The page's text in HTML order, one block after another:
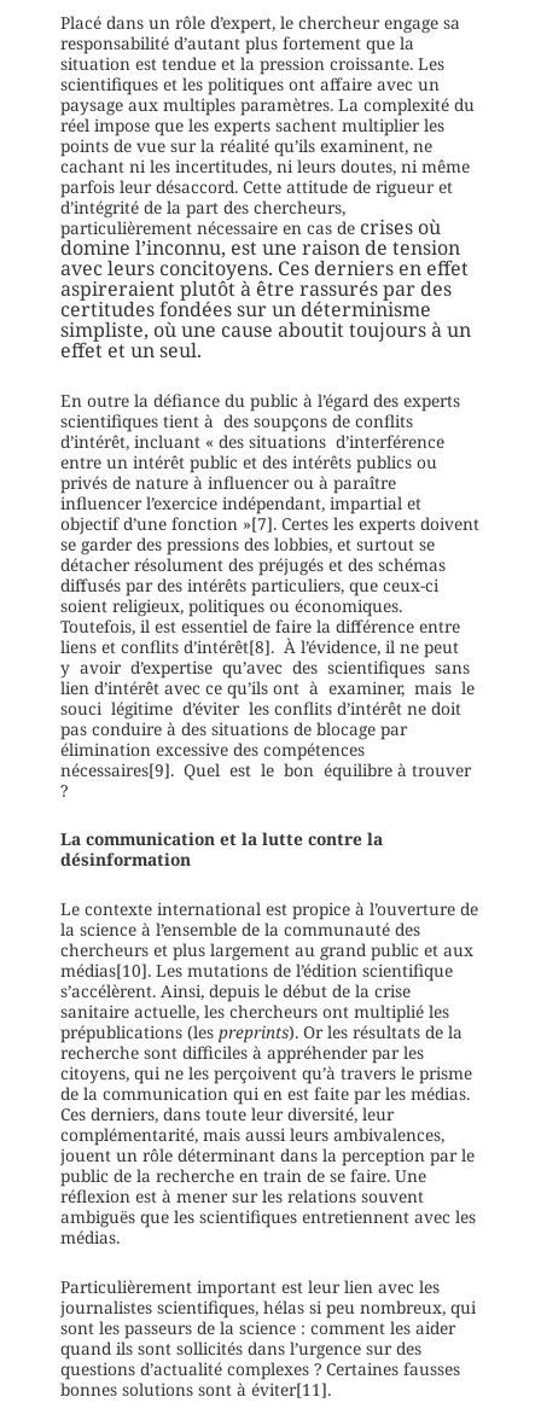
Placé dans un rôle d’expert, le chercheur engage sa
responsabilité d’autant plus fortement que la
situation est tendue et la pression croissante. Les
scientifiques et les politiques ont affaire avec un
paysage aux multiples paramètres. La complexité du
réel impose que les experts sachent multiplier les
points de vue sur la réalité qu’ils examinent, ne
cachant ni les incertitudes, ni leurs doutes, ni même
parfois leur désaccord. Cette attitude de rigueur et
d’intégrité de la part des chercheurs,
particulièrement nécessaire en cas de crises où
domine l’inconnu, est une raison de tension
avec leurs concitoyens. Ces derniers en effet
aspireraient plutôt à être rassurés par des
certitudes fondées sur un déterminisme
simpliste, où une cause aboutit toujours à un
effet et un seul.
En outre la défiance du public à l’égard des experts
scientifiques tient à des soupçons de conflits
d’intérêt, incluant « des situations d’interférence
entre un intérêt public et des intérêts publics ou
privés de nature à influencer ou à paraître
influencer l’exercice indépendant, impartial et
objectif d’une fonction »[7]. Certes les experts doivent
se garder des pressions des lobbies, et surtout se
détacher résolument des préjugés et des schémas
diffusés par des intérêts particuliers, que ceux-ci
soient religieux, politiques ou économiques.
Toutefois, il est essentiel de faire la différence entre
liens et conflits d’intérêt[8]. À l’évidence, il ne peut
y avoir d’expertise qu’avec des scientifiques sans
lien d’intérêt avec ce qu’ils ont à examiner, mais le
souci légitime d’éviter les conflits d’intérêt ne doit
pas conduire à des situations de blocage par
élimination excessive des compétences
nécessaires[9]. Quel est le bon équilibre à trouver
?
La communication et la lutte contre la
désinformation
Le contexte international est propice à l’ouverture de
la science à l’ensemble de la communauté des
chercheurs et plus largement au grand public et aux
médias[10]. Les mutations de l’édition scientifique
s’accélèrent. Ainsi, depuis le début de la crise
sanitaire actuelle, les chercheurs ont multiplié les
prépublications (les preprints). Or les résultats de la
recherche sont difficiles à appréhender par les
citoyens, qui ne les perçoivent qu’à travers le prisme
de la communication qui en est faite par les médias.
Ces derniers, dans toute leur diversité, leur
complémentarité, mais aussi leurs ambivalences,
jouent un rôle déterminant dans la perception par le
public de la recherche en train de se faire. Une
réflexion est à mener sur les relations souvent
ambiguës que les scientifiques entretiennent avec les
médias.
Particulièrement important est leur lien avec les
journalistes scientifiques, hélas si peu nombreux, qui
sont les passeurs de la science : comment les aider
quand ils sont sollicités dans l’urgence sur des
questions d’actualité complexes ? Certaines fausses
bonnes solutions sont à éviter[11].